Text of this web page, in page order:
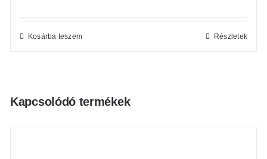
Kosárba teszem Részletek
Kapcsolódó termékek